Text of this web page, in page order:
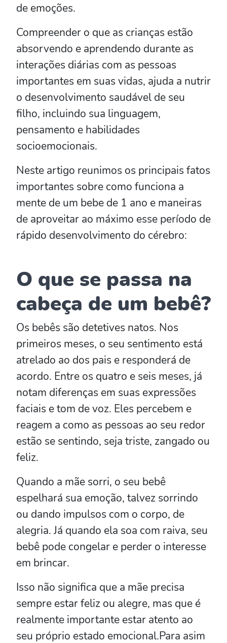
de emoções.
Compreender o que as crianças estão
absorvendo e aprendendo durante as
interações diárias com as pessoas
importantes em suas vidas, ajuda a nutrir
o desenvolvimento saudável de seu
filho, incluindo sua linguagem,
pensamento e habilidades
socioemocionais.
Neste artigo reunimos os principais fatos
importantes sobre como funciona a
mente de um bebe de 1 ano e maneiras
de aproveitar ao máximo esse período de
rápido desenvolvimento do cérebro:
O que se passa na
cabeça de um bebê?
Os bebês são detetives natos. Nos
primeiros meses, o seu sentimento está
atrelado ao dos pais e responderá de
acordo. Entre os quatro e seis meses, já
notam diferenças em suas expressões
faciais e tom de voz. Eles percebem e
reagem a como as pessoas ao seu redor
estão se sentindo, seja triste, zangado ou
feliz.
Quando a mãe sorri, o seu bebê
espelhará sua emoção, talvez sorrindo
ou dando impulsos com o corpo, de
alegria. Já quando ela soa com raiva, seu
bebê pode congelar e perder o interesse
em brincar.
Isso não significa que a mãe precisa
sempre estar feliz ou alegre, mas que é
realmente importante estar atento ao
seu próprio estado emocional.Para asim